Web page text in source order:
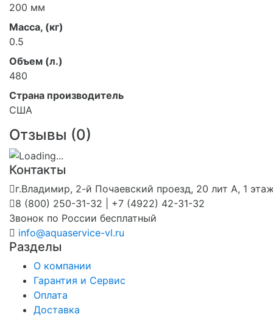
200 мм
Масса, (кг)
0.5
Объем (л.)
480
Страна производитель
США
Отзывы (0)
Контакты
г.Владимир, 2-й Почаевский проезд, 20 лит А, 1
8 (800) 250-31-32 | +7 (4922) 42-31-32
Звонок по России бесплатный
info@aquaservice-vl.ru
Разделы
О компании
Гарантия и Сервис
Оплата
Доставка